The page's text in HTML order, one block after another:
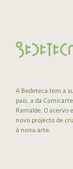
A Bedeteca tem a
país, a da
Ramalde. O acervo
novo projecto de
à nona arte.